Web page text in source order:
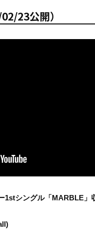
23公開）
1stシングル「MARBLE」